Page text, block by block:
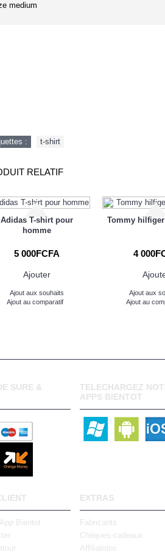
World-Class Leadership
aux souhaits Ajout au comparatif
medium
: t-shirt
RELATIF
Adidas T-shirt pour
homme
5 000FCFA
Ajouter
Ajout aux souhaits
Ajout au comparatif
Tommy
4
Ajout aux
Ajout au
SURE &
TELECHARGEZ
APPS BIENTOT
Bientot
EXTRAS
Fabricants
Chèques-cadeaux
Affiliations